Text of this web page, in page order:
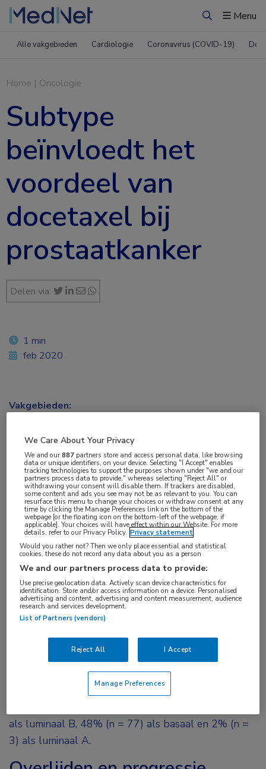
ZoekenMenu
Alle vakgebieden Cardiologie Coronavirus (COVID-19)
Home | Oncologie
Subtype
beïnvloedt het
voordeel van
docetaxel bij
prostaatkanker
Delen via:
Op basis van genexpressieprofielen is het
mogelijk om subtypen van gemetastaseerde
hormoongevoelige prostaatkanker (mHSPC) te
identificeren die geassocieerd zijn met een
verschillend voordeel van een chemohormonale
de E3805 CHAARTED-studie.
De genexpressieprofielen werden succesvol bepaald
bij 160 van de 198 patiënten met beschikbaar
als luminaal B, 48% (n = 77) als basaal en 2% (n =
3) als luminaal A.
1 min
feb 2020
Vakgebieden:
Aandachtsgebieden:
Uro-oncologie
Tags:
docetaxel,luminaal,prostaatkanker
We Care About Your Privacy
We and our887 partners store and access personal data, like browsing
data or unique identifiers, on your device. Selecting "I Accept" enables
tracking technologies to support the purposes shown under "we and our
partners process data to provide," whereas selecting "Reject All" or
withdrawing your consent will disable them. If trackers are disabled,
some content and ads you see may not be as relevant to you. You can
resurface this menu to change your choices or withdraw consent at any
time by clicking the Manage Preferences link on the bottom of the
webpage [or the floating icon on the bottom-left of the webpage, if
applicable]. Your choices will have effect within our Website. For more
details, refer to our Privacy Policy. Privacy statement
Would you rather not? Then we only place essential and statistical
cookies, these do not record any data about you as a person
We and our partners process data to provide:
Use precise geolocation data. Actively scan device characteristics for
identification. Store and/or access information on a device. Personalised
advertising and content, advertising and content measurement, audience
research and services development.
List of Partners (vendors)
Reject All I Accept
Manage Preferences